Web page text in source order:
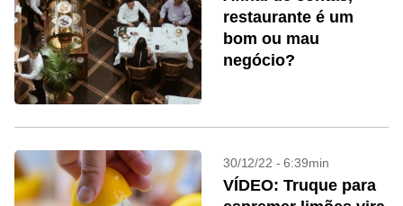
restaurante é um
bom ou mau
negócio?
30/12/22 - 6:39min
VÍDEO: Truque para